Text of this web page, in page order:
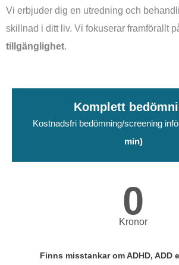
Vi erbjuder dig en utredning och
skillnad i ditt liv. Vi fokuserar framförallt
tillgänglighet.
Komplett
Kostnadsfri bedömning/screening
min)
0
Kronor
Finns misstankar om ADHD, ADD